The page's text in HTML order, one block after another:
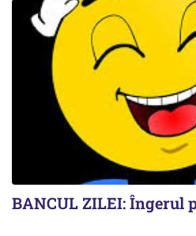
BANCUL ZILEI: Îngerul